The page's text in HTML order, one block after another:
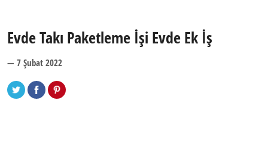
Evde Takı Paketleme İşi Evde Ek İş
— 7 Şubat 2022